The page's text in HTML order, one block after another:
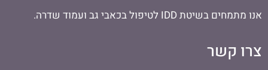
אנו מתמחים בשיטת IDD לטיפול בכאבי גב ועמוד שדרה.
צרו קשר